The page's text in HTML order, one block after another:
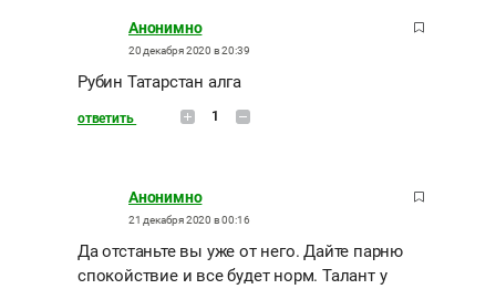
Анонимно
20 декабря 2020 в 20:39
Рубин Татарстан алга
ответить 1
Анонимно
21 декабря 2020 в 00:16
Да отстаньте вы уже от него. Дайте парню
спокойствие и все будет норм. Талант у